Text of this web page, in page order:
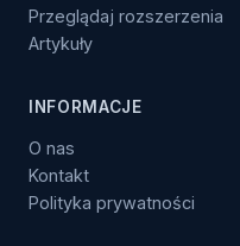
Przeglądaj rozszerzenia
Artykuły
INFORMACJE
O nas
Kontakt
Polityka prywatności